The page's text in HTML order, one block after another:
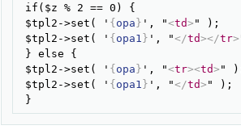
if($z % 2 == 0) {
$tpl2->set( ' { opa } ', "<td> " );
$tpl2->set( ' { opa1 } ', "</td></tr>
} else {
$tpl2->set( ' { opa } ', "<tr><td> "
$tpl2->set( ' { opa1 } ', "</td> " );
}